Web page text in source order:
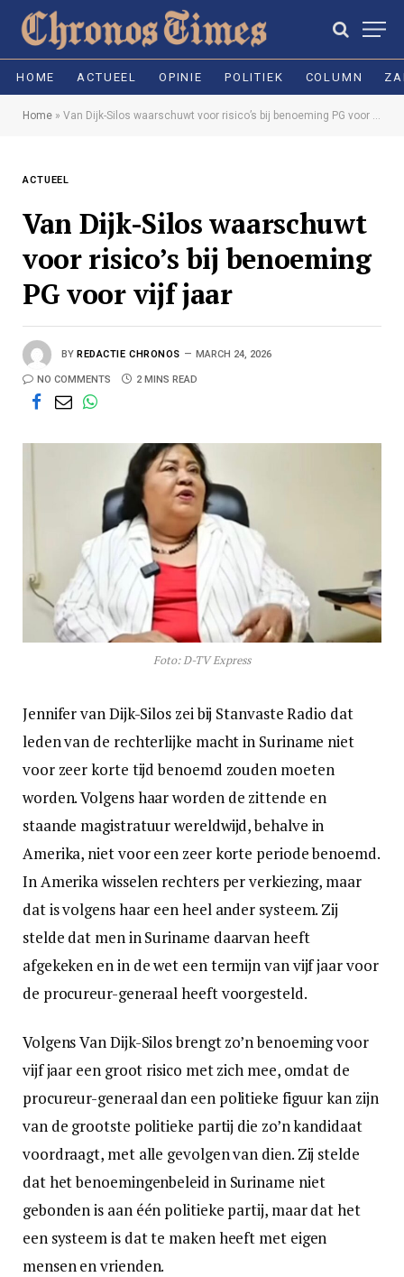
HOME ACTUEEL OPINIE POLITIEK COLUMN
Home » Van Dijk-Silos waarschuwt voor risico’s bij benoeming PG voor vijf jaar
ACTUEEL
Van Dijk-Silos waarschuwt
voor risico’s bij benoeming
PG voor vijf jaar
BY REDACTIE CHRONOS MARCH 24, 2026
NO COMMENTS 2 MINS READ
Foto: D-TV Express
Jennifer van Dijk-Silos zei bij Stanvaste Radio dat
leden van de rechterlijke macht in Suriname niet
voor zeer korte tijd benoemd zouden moeten
worden. Volgens haar worden de zittende en
staande magistratuur wereldwijd, behalve in
Amerika, niet voor een zeer korte periode benoemd.
In Amerika wisselen rechters per verkiezing, maar
dat is volgens haar een heel ander systeem. Zij
stelde dat men in Suriname daarvan heeft
afgekeken en in de wet een termijn van vijf jaar voor
de procureur-generaal heeft voorgesteld.
Volgens Van Dijk-Silos brengt zo’n benoeming voor
vijf jaar een groot risico met zich mee, omdat de
procureur-generaal dan een politieke figuur kan zijn
van de grootste politieke partij die zo’n kandidaat
voordraagt, met alle gevolgen van dien. Zij stelde
dat het benoemingenbeleid in Suriname niet
gebonden is aan één politieke partij, maar dat het
een systeem is dat te maken heeft met eigen
mensen en vrienden.